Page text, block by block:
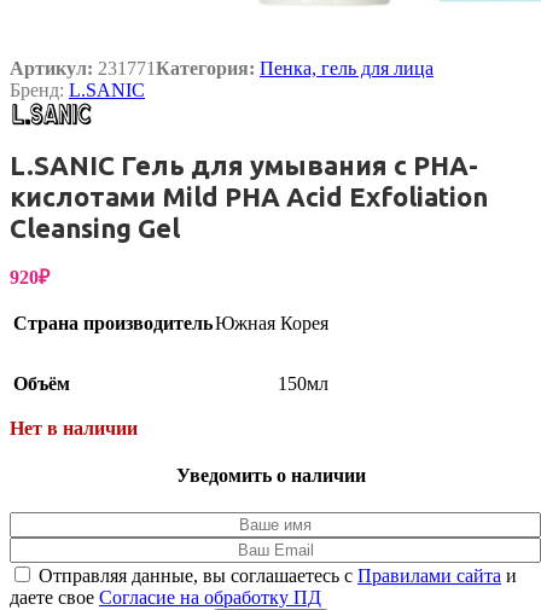
Артикул: 231771Категория: Пенка, гель для лица
Бренд: L.SANIC
L.SANIC Гель для умывания с PHA-
кислотами Mild PHA Acid Exfoliation
Cleansing Gel
920₽
Страна производительЮжная Корея
Объём 150мл
Нет в наличии
Уведомить о наличии
Отправляя данные, вы соглашаетесь с Правилами сайта и
даете свое Согласие на обработку ПД